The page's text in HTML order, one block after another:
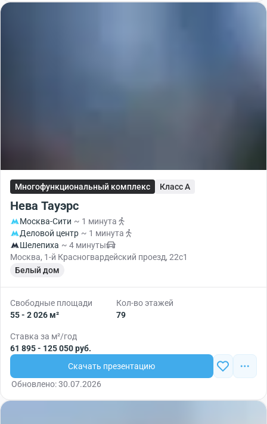
Многофункциональный комплекс Класс A
Нева Тауэрс
Москва-Сити ~ 1 минута
Деловой центр ~ 1 минута
Шелепиха ~ 4 минуты
Москва, 1-й Красногвардейский проезд, 22с1
Белый дом
Свободные площади
55 - 2 026 м²
Кол-во этажей
79
Ставка за м²/год
61 895 - 125 050 руб.
Скачать презентацию
Обновлено: 30.07.2026